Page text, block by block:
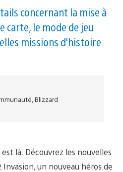
concernant la mise à
carte, le mode de jeu
missions d'histoire
Blizzard
là. Découvrez les nouvelles
Invasion, un nouveau héros de